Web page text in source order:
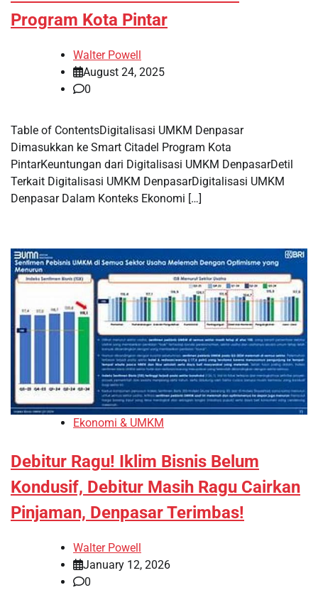
Program Kota Pintar
Walter Powell
August 24, 2025
0
Table of ContentsDigitalisasi UMKM Denpasar
Dimasukkan ke Smart Citadel Program Kota
PintarKeuntungan dari Digitalisasi UMKM DenpasarDetil
Terkait Digitalisasi UMKM DenpasarDigitalisasi UMKM
Denpasar Dalam Konteks Ekonomi […]
Ekonomi & UMKM
Debitur Ragu! Iklim Bisnis Belum
Kondusif, Debitur Masih Ragu Cairkan
Pinjaman, Denpasar Terimbas!
Walter Powell
January 12, 2026
0